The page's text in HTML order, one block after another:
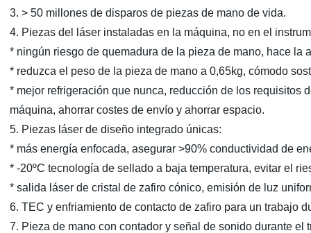
3. > 50 millones de disparos de piezas de mano de vida.
4. Piezas del láser instaladas en la máquina, no en el
* ningún riesgo de quemadura de la pieza de mano, hace la
* reduzca el peso de la pieza de mano a 0,65kg, cómodo
* mejor refrigeración que nunca, reducción de los requisitos
máquina, ahorrar costes de envío y ahorrar espacio.
5. Piezas láser de diseño integrado únicas:
* más energía enfocada, asegurar >90% conductividad de
* -20ºC tecnología de sellado a baja temperatura, evitar el
* salida láser de cristal de zafiro cónico, emisión de luz
6. TEC y enfriamiento de contacto de zafiro para un trabajo
7. Pieza de mano con contador y señal de sonido durante el